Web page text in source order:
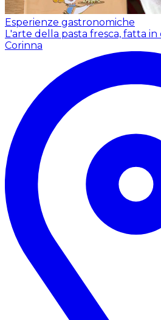
Esperienze gastronomiche
L'arte della pasta fresca, fatta in
Corinna